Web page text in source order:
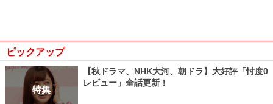
ピックアップ
特集
【秋ドラマ、NHK大河、朝ドラ】大好評「忖度0
レビュー」全話更新！